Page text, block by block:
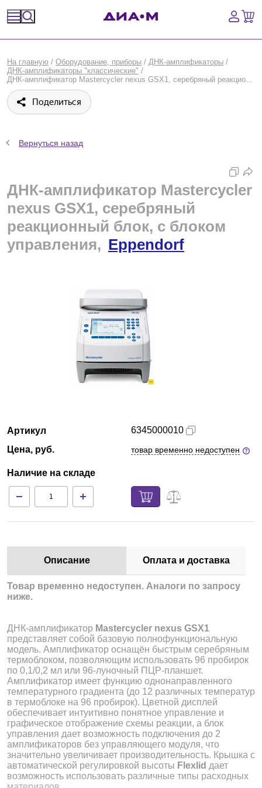
Оборудование, приборы
Расходные материалы, пластик, стекло
Библиотека
Сравнение
Партнеры
Технический сервис
На главную / Оборудование, приборы / ДНК-амплификаторы /
ДНК-амплификаторы "классические" /
ДНК-амплификатор Mastercycler nexus GSX1, серебряный реакционный блок, с блоком управления, Eppendorf
Поделиться
Вернуться назад
ДНК-амплификатор Mastercycler
nexus GSX1, серебряный
реакционный блок, с блоком
управления, Eppendorf
Артикул
Цена, руб.
Наличие на складе
6345000010
товар временно недоступен
Описание Оплата и доставка
Товар временно недоступен. Аналоги по запросу
ниже.
ДНК-амплификатор Mastercycler nexus GSX1
представляет собой базовую полнофункциональную
модель. Амплификатор оснащён быстрым серебряным
термоблоком, позволяющим использовать 96 пробирок
по 0,1/0,2 мл или 96-луночный ПЦР-планшет.
Амплификатор имеет функцию однонаправленного
температурного градиента (до 12 различных температур
в термоблоке на 96 пробирок). Цветной дисплей
обеспечивает интуитивно понятное управление и
графическое отображение схемы реакции, а блок
управления дает возможность подключения до 2
амплификаторов без управляющего модуля, что
значительно увеличивает производительность. Крышка с
автоматической регулировкой высоты Flexlid дает
возможность использовать различные типы расходных